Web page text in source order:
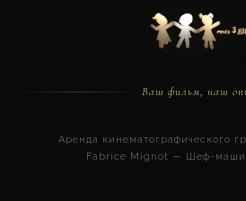
Ваш фильм, наш
Аренда кинематографического
Fabrice Mignot — Шеф-